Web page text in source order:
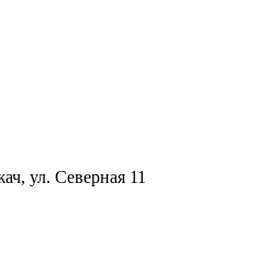
ул. Северная 11